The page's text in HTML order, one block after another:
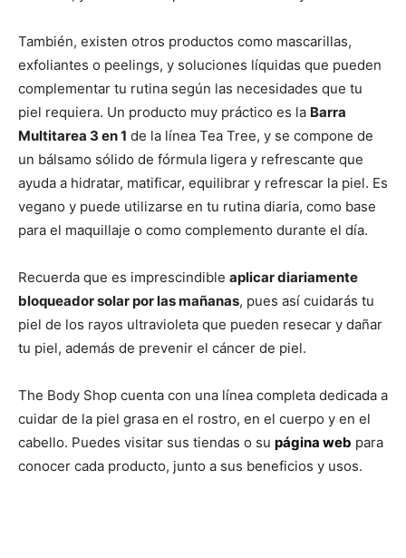
También, existen otros productos como mascarillas,
exfoliantes o peelings, y soluciones líquidas que pueden
complementar tu rutina según las necesidades que tu
piel requiera. Un producto muy práctico es la Barra
Multitarea 3 en 1 de la línea Tea Tree, y se compone de
un bálsamo sólido de fórmula ligera y refrescante que
ayuda a hidratar, matificar, equilibrar y refrescar la piel. Es
vegano y puede utilizarse en tu rutina diaria, como base
para el maquillaje o como complemento durante el día.
Recuerda que es imprescindible aplicar diariamente
bloqueador solar por las mañanas, pues así cuidarás tu
piel de los rayos ultravioleta que pueden resecar y dañar
tu piel, además de prevenir el cáncer de piel.
The Body Shop cuenta con una línea completa dedicada a
cuidar de la piel grasa en el rostro, en el cuerpo y en el
cabello. Puedes visitar sus tiendas o su página web para
conocer cada producto, junto a sus beneficios y usos.